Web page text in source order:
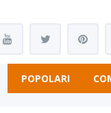
POPOLARI